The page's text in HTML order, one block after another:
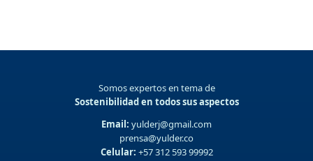
Somos expertos en tema de
Sostenibilidad en todos sus aspectos
Email: yulderj@gmail.com
prensa@yulder.co
Celular: +57 312 593 99992